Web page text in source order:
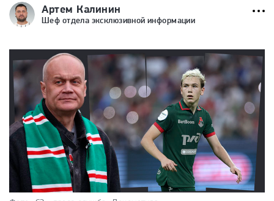
Артем Калинин
Шеф отдела эксклюзивной информации